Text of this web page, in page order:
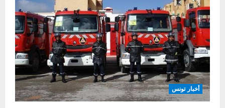
أخبار تونس